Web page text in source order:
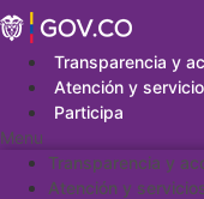
Saltar
al
contenidoTransparencia y
Atención y
Participa
Menu
Transparencia y
Atención y